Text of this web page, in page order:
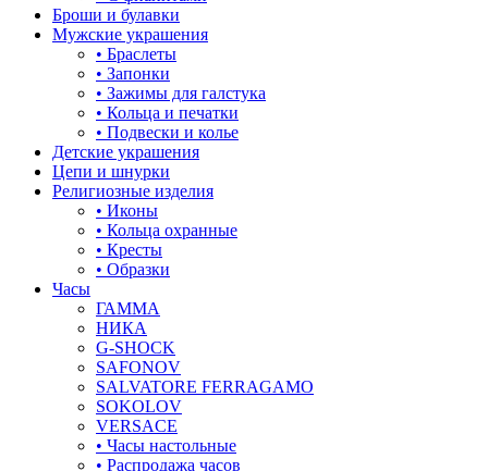
19-21
20-21
21
корона
кошки
круг (шар)
крылья и перья
листья
ловец снов
лошадки и единороги
лягушки
медведь
музыка
мышки
Броши и булавки
Мужские украшения
• Браслеты
• Запонки
• Зажимы для галстука
• Кольца и печатки
• Подвески и колье
Детские украшения
Цепи и шнурки
Религиозные изделия
• Иконы
• Кольца охранные
• Кресты
• Образки
Часы
ГАММА
НИКА
G-SHOCK
SAFONOV
SALVATORE FERRAGAMO
SOKOLOV
VERSACE
• Часы настольные
• Распродажа часов